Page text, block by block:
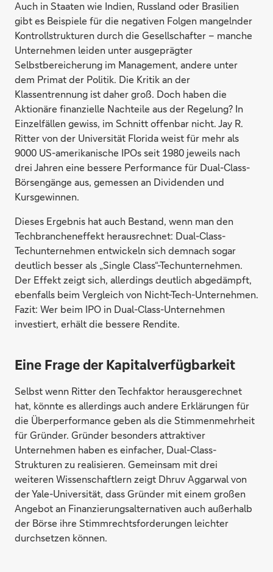
Auch in Staaten wie Indien, Russland oder Brasilien
gibt es Beispiele für die negativen Folgen mangelnder
Kontrollstrukturen durch die Gesellschafter – manche
Unternehmen leiden unter ausgeprägter
Selbstbereicherung im Management, andere unter
dem Primat der Politik. Die Kritik an der
Klassentrennung ist daher groß. Doch haben die
Aktionäre finanzielle Nachteile aus der Regelung? In
Einzelfällen gewiss, im Schnitt offenbar nicht. Jay R.
Ritter von der Universität Florida weist für mehr als
9000 US-amerikanische IPOs seit 1980 jeweils nach
drei Jahren eine bessere Performance für Dual-Class-
Börsengänge aus, gemessen an Dividenden und
Kursgewinnen.
Dieses Ergebnis hat auch Bestand, wenn man den
Techbrancheneffekt herausrechnet: Dual-Class-
Techunternehmen entwickeln sich demnach sogar
deutlich besser als „Single Class“-Techunternehmen.
Der Effekt zeigt sich, allerdings deutlich abgedämpft,
ebenfalls beim Vergleich von Nicht-Tech-Unternehmen.
Fazit: Wer beim IPO in Dual-Class-Unternehmen
investiert, erhält die bessere Rendite.
Eine Frage der Kapitalverfügbarkeit
Selbst wenn Ritter den Techfaktor herausgerechnet
hat, könnte es allerdings auch andere Erklärungen für
die Überperformance geben als die Stimmenmehrheit
für Gründer. Gründer besonders attraktiver
Unternehmen haben es einfacher, Dual-Class-
Strukturen zu realisieren. Gemeinsam mit drei
weiteren Wissenschaftlern zeigt Dhruv Aggarwal von
der Yale-Universität, dass Gründer mit einem großen
Angebot an Finanzierungsalternativen auch außerhalb
der Börse ihre Stimmrechtsforderungen leichter
durchsetzen können.